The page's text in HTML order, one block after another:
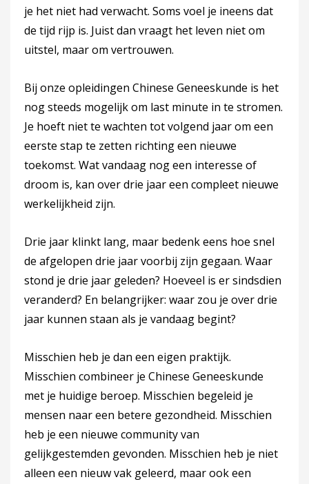
je het niet had verwacht. Soms voel je ineens dat
de tijd rijp is. Juist dan vraagt het leven niet om
uitstel, maar om vertrouwen.
Bij onze opleidingen Chinese Geneeskunde is het
nog steeds mogelijk om last minute in te stromen.
Je hoeft niet te wachten tot volgend jaar om een
eerste stap te zetten richting een nieuwe
toekomst. Wat vandaag nog een interesse of
droom is, kan over drie jaar een compleet nieuwe
werkelijkheid zijn.
Drie jaar klinkt lang, maar bedenk eens hoe snel
de afgelopen drie jaar voorbij zijn gegaan. Waar
stond je drie jaar geleden? Hoeveel is er sindsdien
veranderd? En belangrijker: waar zou je over drie
jaar kunnen staan als je vandaag begint?
Misschien heb je dan een eigen praktijk.
Misschien combineer je Chinese Geneeskunde
met je huidige beroep. Misschien begeleid je
mensen naar een betere gezondheid. Misschien
heb je een nieuwe community van
gelijkgestemden gevonden. Misschien heb je niet
alleen een nieuw vak geleerd, maar ook een